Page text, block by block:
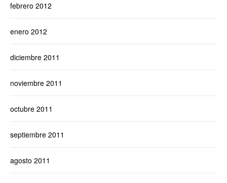
febrero 2012
enero 2012
diciembre 2011
noviembre 2011
octubre 2011
septiembre 2011
agosto 2011